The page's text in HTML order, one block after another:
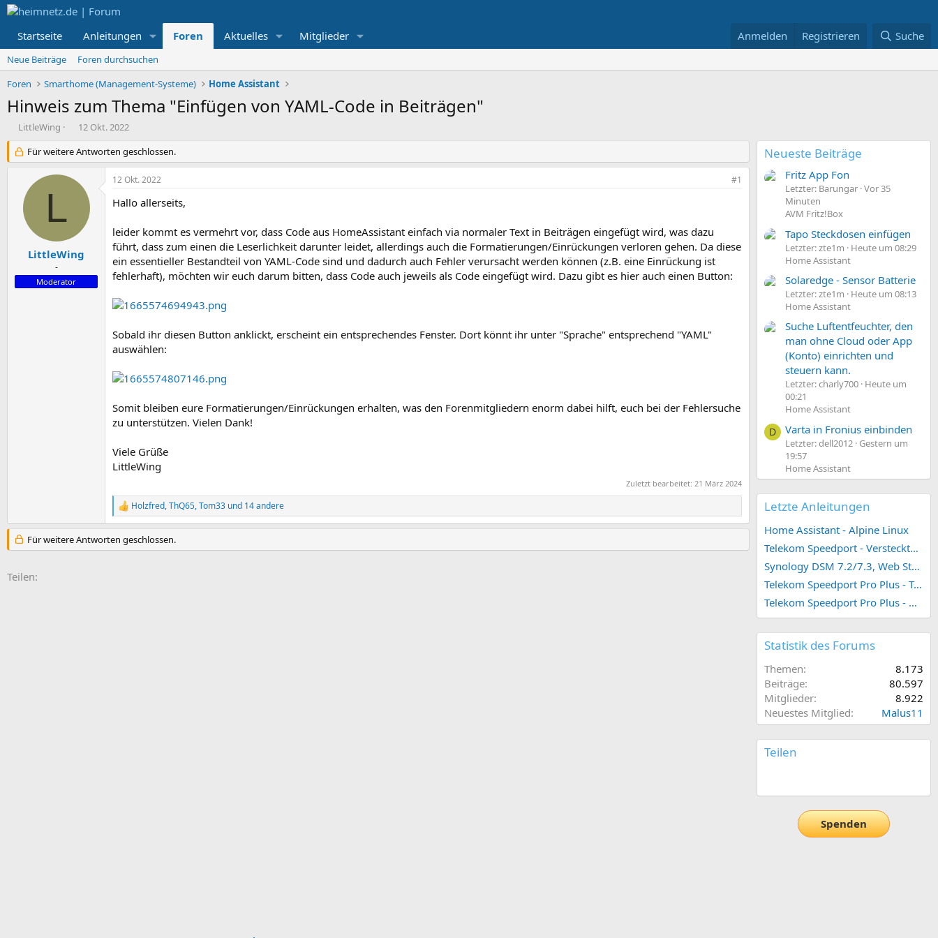
Startseite Anleitungen Foren Aktuelles Mitglieder Anmelden Registrieren Suche
Neue Beiträge
Foren durchsuchen
Foren
Smarthome (Management-Systeme) Home Assistant
Hinweis zum Thema "Einfügen von YAML-Code in Beiträgen"
E
s
t
LittleWing
E
s
t
a
12 Okt. 2022
Für weitere Antworten geschlossen.
L
LittleWing
-
Moderator
12 Okt. 2022 #1
Hallo allerseits,
leider kommt es vermehrt vor, dass Code aus HomeAssistant einfach via normaler Text in Beiträgen eingefügt wird, was dazu
führt, dass zum einen die Leserlichkeit darunter leidet, allerdings auch die Formatierungen/Einrückungen verloren gehen. Da diese
ein essentieller Bestandteil von YAML-Code sind und dadurch auch Fehler verursacht werden können (z.B. eine Einrückung ist
fehlerhaft), möchten wir euch darum bitten, dass Code auch jeweils als Code eingefügt wird. Dazu gibt es hier auch einen Button:
Sobald ihr diesen Button anklickt, erscheint ein entsprechendes Fenster. Dort könnt ihr unter "Sprache" entsprechend "YAML"
auswählen:
Somit bleiben eure Formatierungen/Einrückungen erhalten, was den Forenmitgliedern enorm dabei hilft, euch bei der Fehlersuche
zu unterstützen. Vielen Dank!
Viele Grüße
LittleWing
Zuletzt bearbeitet: 21 März 2024
R
e
k
t
Holzfred,ThQ65,Tom33 und 14 andere
Für weitere Antworten geschlossen.
Teilen:
Neueste Beiträge
Fritz App Fon
Letzter: Barungar Vor 35
Minuten
AVM Fritz!Box
Tapo Steckdosen einfügen
Letzter: zte1m
Heute um 08:29
Home Assistant
Solaredge - Sensor Batterie
Letzter: zte1m
Heute um 08:13
Home Assistant
Suche Luftentfeuchter, den
man ohne Cloud oder App
(Konto) einrichten und
steuern kann.
Letzter: charly700 Heute um
00:21
Home Assistant
D Varta in Fronius einbinden
Letzter: dell2012 Gestern um
19:57
Home Assistant
Letzte Anleitungen
Home Assistant - Alpine Linux
Telekom Speedport - Versteckte Konfigurationen
Synology DSM 7.2/7.3, Web Station 4, Webdienst und Webportal erstellen (ehemals vHost)
Telekom Speedport Pro Plus - Telefonie einrichten
Telekom Speedport Pro Plus - Netzwerk einrichten
Statistik des Forums
Themen
8.173
Beiträge
80.597
Mitglieder
8.922
Neuestes Mitglied
Malus11
Teilen
Spenden